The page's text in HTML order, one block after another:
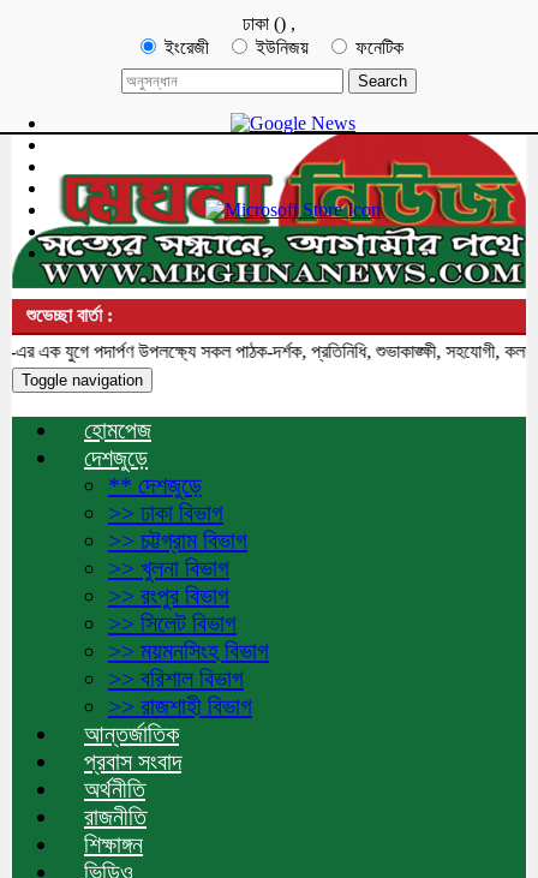
ঢাকা () ,
ইংরেজী
ইউনিজয় ফনেটিক
শুভেচ্ছা বার্তা :
যুগে পদার্পণ উপলক্ষ্যে সকল পাঠক-দর্শক, প্রতিনিধি, শুভাকাঙ্ক্ষী, সহযোগী,
Toggle navigation
হোমপেজ
দেশজুড়ে
** দেশজুড়ে
>> ঢাকা বিভাগ
>> চট্টগ্রাম বিভাগ
>> খুলনা বিভাগ
>> রংপুর বিভাগ
>> সিলেট বিভাগ
>> ময়মনসিংহ বিভাগ
>> বরিশাল বিভাগ
>> রাজশাহী বিভাগ
আন্তর্জাতিক
প্রবাস সংবাদ
অর্থনীতি
রাজনীতি
শিক্ষাঙ্গন
ভিডিও